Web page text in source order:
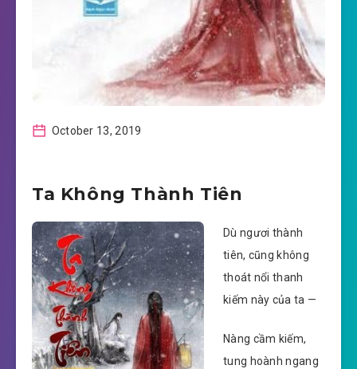
October 13, 2019
Ta Không Thành Tiên
Dù ngươi thành
tiên, cũng không
thoát nổi thanh
kiếm này của ta —
Nàng cầm kiếm,
tung hoành ngang